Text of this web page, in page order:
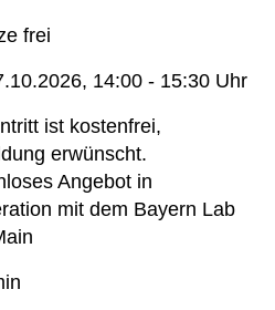
14:00 - 15:30 Uhr
ist kostenfrei,
erwünscht.
Angebot in
mit dem Bayern Lab